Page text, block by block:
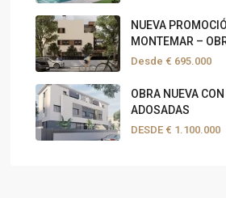
NUEVA
MONTEMAR –
Desde € 695.000
OBRA NUEVA
ADOSADAS
DESDE € 1.100.000